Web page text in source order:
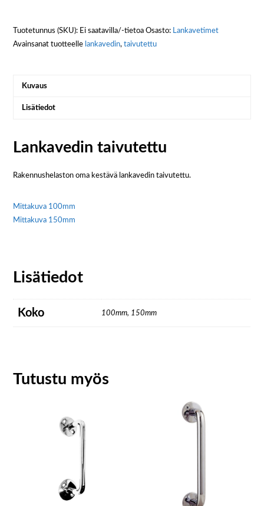
Tuotetunnus (SKU): Ei saatavilla/-tietoa Osasto: Lankavetimet
Avainsanat tuotteelle lankavedin,taivutettu
Kuvaus
Lisätiedot
Lankavedin taivutettu
Rakennushelaston oma kestävä lankavedin taivutettu.
Mittakuva 100mm
Mittakuva 150mm
Lisätiedot
Koko 100mm, 150mm
Tutustu myös